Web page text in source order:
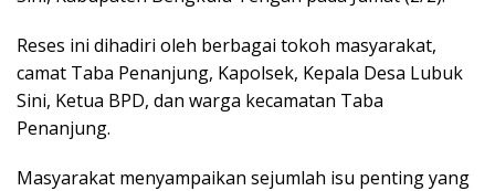
Reses ini dihadiri oleh berbagai tokoh masyarakat,
camat Taba Penanjung, Kapolsek, Kepala Desa Lubuk
Sini, Ketua BPD, dan warga kecamatan Taba
Penanjung.
Masyarakat menyampaikan sejumlah isu penting yang